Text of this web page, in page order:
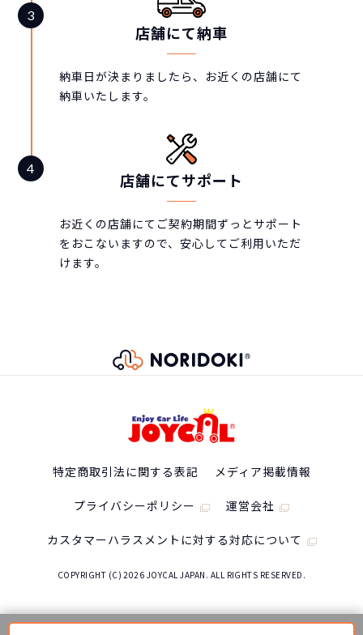
店舗にて納車
納車日が決まりましたら、お近くの店舗にて
納車いたします。
店舗にてサポート
お近くの店舗にてご契約期間ずっとサポート
をおこないますので、安心してご利用いただ
けます。
特定商取引法に関する表記 メディア掲載情報
プライバシーポリシー 運営会社
カスタマーハラスメントに対する対応について
COPYRIGHT (C) 2026 JOYCAL JAPAN. ALL RIGHTS RESERVED.